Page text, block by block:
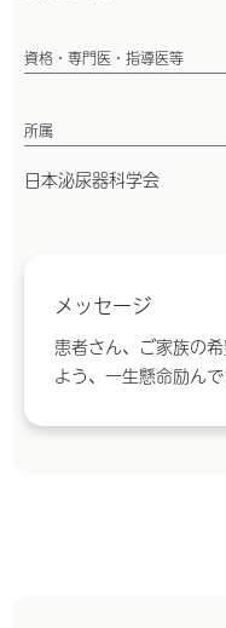
資格・専門医・指導医等
所属
日本泌尿器科学会
メッセージ
患者さん、ご家族の
よう、一生懸命励んで